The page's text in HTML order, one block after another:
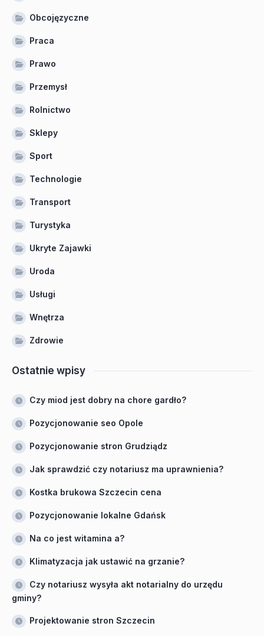
Obcojęzyczne
Praca
Prawo
Przemysł
Rolnictwo
Sklepy
Sport
Technologie
Transport
Turystyka
Ukryte Zajawki
Uroda
Usługi
Wnętrza
Zdrowie
Ostatnie wpisy
Czy miod jest dobry na chore gardło?
Pozycjonowanie seo Opole
Pozycjonowanie stron Grudziądz
Jak sprawdzić czy notariusz ma uprawnienia?
Kostka brukowa Szczecin cena
Pozycjonowanie lokalne Gdańsk
Na co jest witamina a?
Klimatyzacja jak ustawić na grzanie?
Czy notariusz wysyła akt notarialny do urzędu
gminy?
Projektowanie stron Szczecin